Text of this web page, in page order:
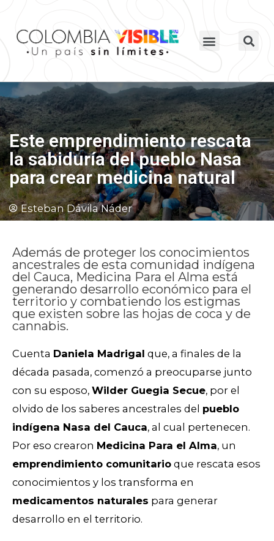
Este emprendimiento rescata
la sabiduría del pueblo Nasa
para crear medicina natural
Esteban Dávila Náder
Además de proteger los conocimientos
ancestrales de esta comunidad indígena
del Cauca, Medicina Para el Alma está
generando desarrollo económico para el
territorio y combatiendo los estigmas
que existen sobre las hojas de coca y de
cannabis.
Cuenta Daniela Madrigal que, a finales de la
década pasada, comenzó a preocuparse junto
con su esposo, Wilder Guegia Secue, por el
olvido de los saberes ancestrales del pueblo
indígena Nasa del Cauca, al cual pertenecen.
Por eso crearon Medicina Para el Alma, un
emprendimiento comunitario que rescata esos
conocimientos y los transforma en
medicamentos naturales para generar
desarrollo en el territorio.